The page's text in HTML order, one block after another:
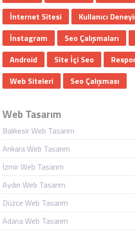
İnternet Sitesi
Kullanıcı
İnstagram
Seo Çalışmaları
Android
Site İçi Seo
Web Siteleri
Seo Çalışması
Web Tasarım
Balıkesir Web Tasarım
Ankara Web Tasarım
İzmir Web Tasarım
Aydın Web Tasarım
Düzce Web Tasarım
Adana Web Tasarım